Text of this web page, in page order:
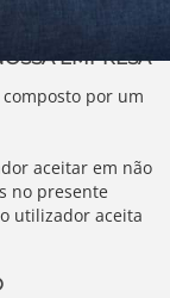
EMPRESA
por um
aceitar em não
no presente
utilizador aceita